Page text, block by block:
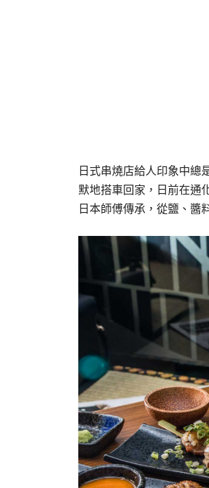
日式串燒店給人印象中
默地搭車回家，日前在通
日本師傅傳承，從鹽、醬